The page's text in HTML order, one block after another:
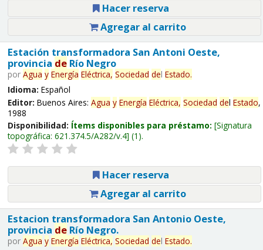
Hacer reserva
Agregar al carrito
Estación transformadora San Antoni Oeste,
provincia deRío Negro
por Agua y Energía Eléctrica, Sociedad del Estado.
Idioma: Español
Editor: Buenos Aires: Agua y Energía Eléctrica, Sociedad del Estado,
1988
Disponibilidad: Ítems disponibles para préstamo: Signatura
topográfica: 621.374.5/A282/v.4 (1).
Hacer reserva
Agregar al carrito
Estacion transformadora San Antonio Oeste,
provincia deRío Negro.
por Agua y Energía Eléctrica, Sociedad del Estado.